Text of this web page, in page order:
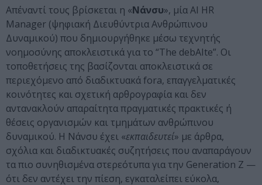
Απέναντί τους βρίσκεται η «Νάνσυ», μία AI HR
Manager (ψηφιακή Διευθύντρια Ανθρώπινου
Δυναμικού) που δημιουργήθηκε μέσω τεχνητής
νοημοσύνης αποκλειστικά για το “The debAIte”. Οι
τοποθετήσεις της βασίζονται αποκλειστικά σε
περιεχόμενο από διαδικτυακά fora, επαγγελματικές
κοινότητες και σχετική αρθρογραφία και δεν
αντανακλούν απαραίτητα πραγματικές πρακτικές ή
θέσεις οργανισμών και τμημάτων ανθρώπινου
δυναμικού. Η Νάνσυ έχει «εκπαιδευτεί» με άρθρα,
σχόλια και διαδικτυακές συζητήσεις που αναπαράγουν
τα πιο συνηθισμένα στερεότυπα για την Generation Z —
ότι δεν αντέχει την πίεση, εγκαταλείπει εύκολα,